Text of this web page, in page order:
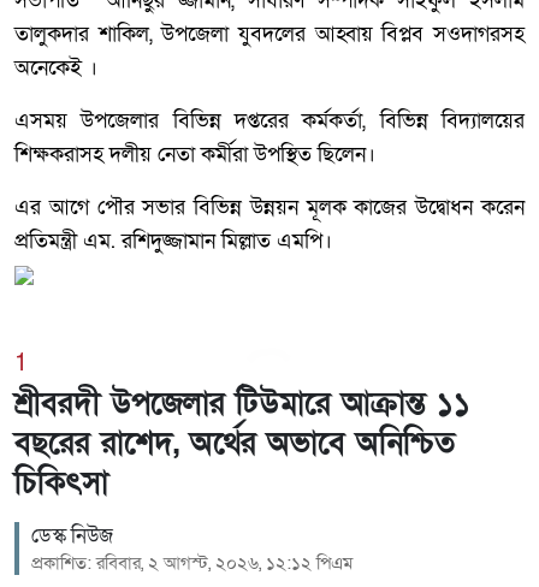
তালুকদার শাকিল, উপজেলা যুবদলের আহ্বায় বিপ্লব সওদাগরসহ
অনেকেই ।
এসময় উপজেলার বিভিন্ন দপ্তরের কর্মকর্তা, বিভিন্ন বিদ্যালয়ের
শিক্ষকরাসহ দলীয় নেতা কর্মীরা উপস্থিত ছিলেন।
এর আগে পৌর সভার বিভিন্ন উন্নয়ন মূলক কাজের উদ্বোধন করেন
প্রতিমন্ত্রী এম. রশিদুজ্জামান মিল্লাত এমপি।
1
শ্রীবরদী উপজেলার টিউমারে আক্রান্ত ১১
বছরের রাশেদ, অর্থের অভাবে অনিশ্চিত
চিকিৎসা
ডেস্ক নিউজ
প্রকাশিত: রবিবার, ২ আগস্ট, ২০২৬, ১২:১২ পিএম